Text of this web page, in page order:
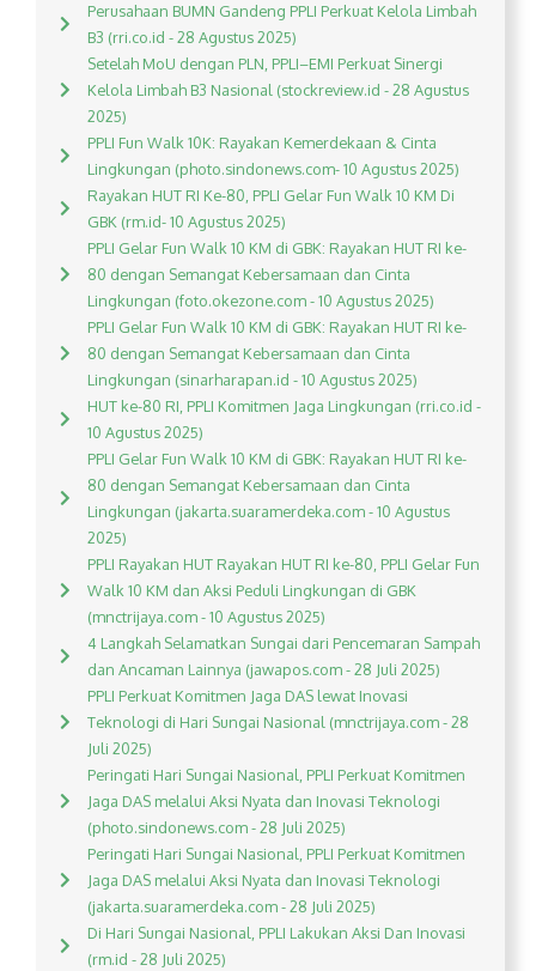
Perusahaan BUMN Gandeng PPLI Perkuat Kelola Limbah
B3 (rri.co.id - 28 Agustus 2025)
Setelah MoU dengan PLN, PPLI–EMI Perkuat Sinergi
Kelola Limbah B3 Nasional (stockreview.id - 28 Agustus
2025)
PPLI Fun Walk 10K: Rayakan Kemerdekaan & Cinta
Lingkungan (photo.sindonews.com- 10 Agustus 2025)
Rayakan HUT RI Ke-80, PPLI Gelar Fun Walk 10 KM Di
GBK (rm.id- 10 Agustus 2025)
PPLI Gelar Fun Walk 10 KM di GBK: Rayakan HUT RI ke-
80 dengan Semangat Kebersamaan dan Cinta
Lingkungan (foto.okezone.com - 10 Agustus 2025)
PPLI Gelar Fun Walk 10 KM di GBK: Rayakan HUT RI ke-
80 dengan Semangat Kebersamaan dan Cinta
Lingkungan (sinarharapan.id - 10 Agustus 2025)
HUT ke-80 RI, PPLI Komitmen Jaga Lingkungan (rri.co.id -
10 Agustus 2025)
PPLI Gelar Fun Walk 10 KM di GBK: Rayakan HUT RI ke-
80 dengan Semangat Kebersamaan dan Cinta
Lingkungan (jakarta.suaramerdeka.com - 10 Agustus
2025)
PPLI Rayakan HUT Rayakan HUT RI ke-80, PPLI Gelar Fun
Walk 10 KM dan Aksi Peduli Lingkungan di GBK
(mnctrijaya.com - 10 Agustus 2025)
4 Langkah Selamatkan Sungai dari Pencemaran Sampah
dan Ancaman Lainnya (jawapos.com - 28 Juli 2025)
PPLI Perkuat Komitmen Jaga DAS lewat Inovasi
Teknologi di Hari Sungai Nasional (mnctrijaya.com - 28
Juli 2025)
Peringati Hari Sungai Nasional, PPLI Perkuat Komitmen
Jaga DAS melalui Aksi Nyata dan Inovasi Teknologi
(photo.sindonews.com - 28 Juli 2025)
Peringati Hari Sungai Nasional, PPLI Perkuat Komitmen
Jaga DAS melalui Aksi Nyata dan Inovasi Teknologi
(jakarta.suaramerdeka.com - 28 Juli 2025)
Di Hari Sungai Nasional, PPLI Lakukan Aksi Dan Inovasi
(rm.id - 28 Juli 2025)